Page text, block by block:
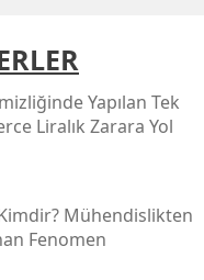
Yapılan Tek
Liralık Zarara Yol
Mühendislikten
Fenomen